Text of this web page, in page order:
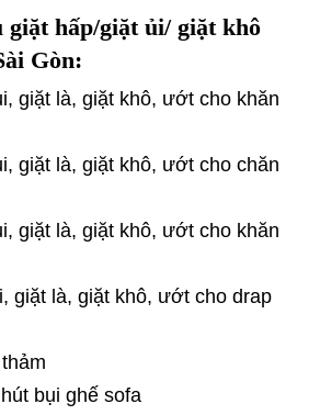
giặt hấp/giặt ủi/ giặt khô
Gòn:
giặt là, giặt khô, ướt cho khăn
giặt là, giặt khô, ướt cho chăn
giặt là, giặt khô, ướt cho khăn
giặt là, giặt khô, ướt cho drap
bụi ghế sofa